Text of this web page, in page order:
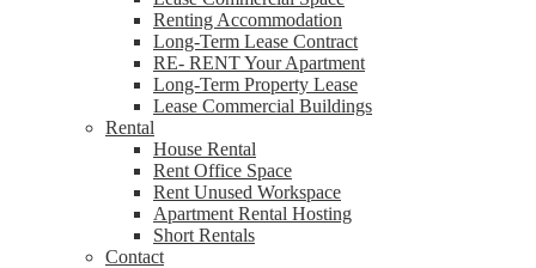
Renting Accommodation
Long-Term Lease Contract
RE- RENT Your Apartment
Long-Term Property Lease
Lease Commercial Buildings
Rental
House Rental
Rent Office Space
Rent Unused Workspace
Apartment Rental Hosting
Short Rentals
Contact